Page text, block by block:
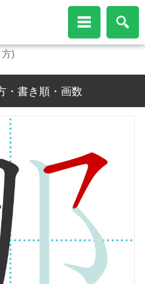
方)
・書き順・画数